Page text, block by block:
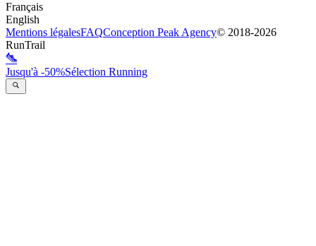
Français
English
Mentions légalesFAQConception Peak Agency© 2018-2026
RunTrail
Jusqu'à -50%Sélection Running